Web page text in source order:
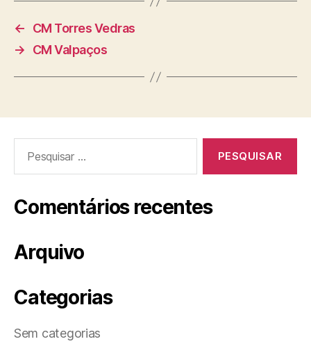
←
CM Torres Vedras
→
CM Valpaços
por:
Comentários recentes
Arquivo
Categorias
Sem categorias